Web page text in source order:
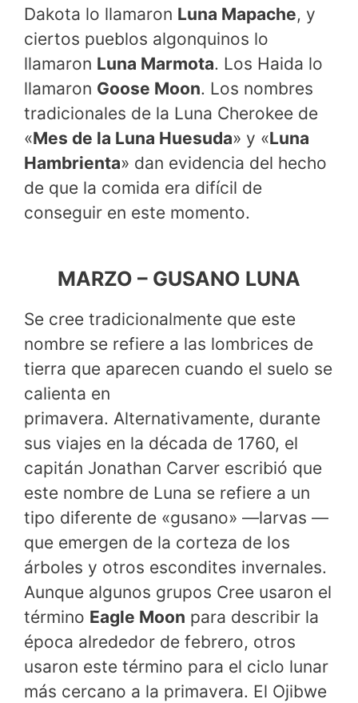
Dakota lo llamaron Luna Mapache, y
ciertos pueblos algonquinos lo
llamaron Luna Marmota. Los Haida lo
llamaron Goose Moon. Los nombres
tradicionales de la Luna Cherokee de
«Mes de la Luna Huesuda» y «Luna
Hambrienta» dan evidencia del hecho
de que la comida era difícil de
conseguir en este momento.
MARZO – GUSANO LUNA
Se cree tradicionalmente que este
nombre se refiere a las lombrices de
tierra que aparecen cuando el suelo se
calienta en
primavera. Alternativamente, durante
sus viajes en la década de 1760, el
capitán Jonathan Carver escribió que
este nombre de Luna se refiere a un
tipo diferente de «gusano» —larvas —
que emergen de la corteza de los
árboles y otros escondites invernales.
Aunque algunos grupos Cree usaron el
término Eagle Moon para describir la
época alrededor de febrero, otros
usaron este término para el ciclo lunar
más cercano a la primavera. El Ojibwe